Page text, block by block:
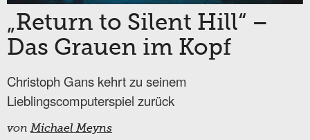
„Return to Silent Hill“ –
Das Grauen im Kopf
Christoph Gans kehrt zu seinem
Lieblingscomputerspiel zurück
vonMichael Meyns